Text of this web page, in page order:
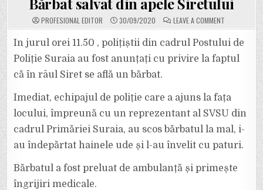
PROFESIONAL EDITOR 30/09/2020 LEAVE A COMMENT
BĂRBAT
DIN
APELE
SIRETULUI
In jurul orei 11.50 , polițiștii din cadrul Postului de
Poliție Suraia au fost anunțați cu privire la faptul
că în râul Siret se află un bărbat.
Imediat, echipajul de poliție care a ajuns la fața
locului, împreună cu un reprezentant al SVSU din
cadrul Primăriei Suraia, au scos bărbatul la mal, i-
au îndepărtat hainele ude și l-au învelit cu paturi.
Bărbatul a fost preluat de ambulanță și primește
îngrijiri medicale.